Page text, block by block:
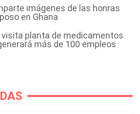
imágenes de las honras
en Ghana
planta de medicamentos
más de 100 empleos